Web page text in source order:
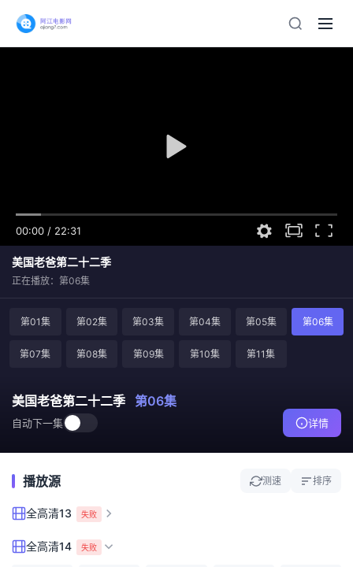
00:00 / 22:31
美国老爸第二十二季
正在播放：第06集
第01集 第02集 第03集 第04集 第05集 第06集
第07集 第08集 第09集 第10集 第11集
美国老爸第二十二季 第06集
自动下一集 详情
播放源 测速 排序
全高清13 失败
全高清14 失败